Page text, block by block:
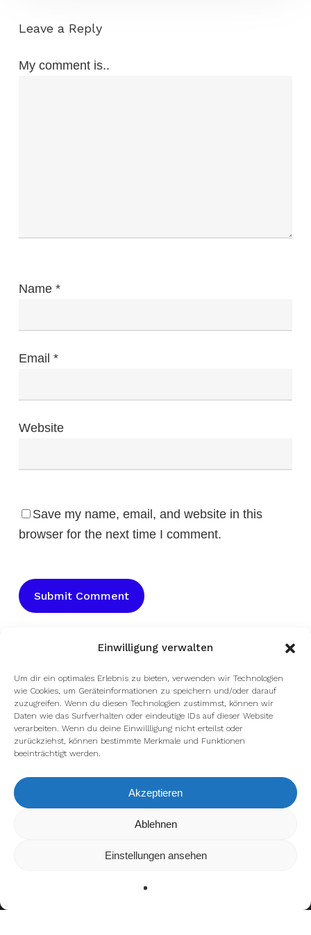
Einwilligung verwalten
Um dir ein optimales Erlebnis zu bieten, verwenden wir Technologien
wie Cookies, um Geräteinformationen zu speichern und/oder darauf
zuzugreifen. Wenn du diesen Technologien zustimmst, können wir
Daten wie das Surfverhalten oder eindeutige IDs auf dieser Website
verarbeiten. Wenn du deine Einwillligung nicht erteilst oder
zurückziehst, können bestimmte Merkmale und Funktionen
beeinträchtigt werden.
Akzeptieren
Ablehnen
Einstellungen ansehen
Leave a Reply
My comment is..
Name *
Email *
Website
Save my name, email, and website in this
browser for the next time I comment.
facebook youtube instagram spotify twitch
email
Wir verwenden Cookies, um dir die bestmögliche Erfahrung auf
kannst du erfahren, welche Cookies wir
verwenden oder sie ausschalten.